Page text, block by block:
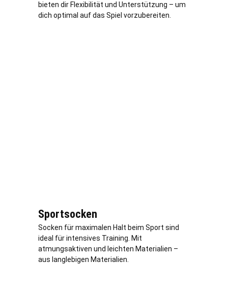
bieten dir Flexibilität und Unterstützung – um
dich optimal auf das Spiel vorzubereiten.
Sportsocken
Socken für maximalen Halt beim Sport sind
ideal für intensives Training. Mit
atmungsaktiven und leichten Materialien –
aus langlebigen Materialien.